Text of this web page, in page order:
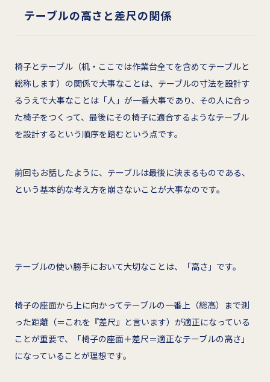
テーブルの高さと差尺の関係
椅子とテーブル（机・ここでは作業台全てを含めてテーブルと
総称します）の関係で大事なことは、テーブルの寸法を設計す
るうえで大事なことは「人」が一番大事であり、その人に合っ
た椅子をつくって、最後にその椅子に適合するようなテーブル
を設計するという順序を踏むという点です。
前回もお話したように、テーブルは最後に決まるものである、
という基本的な考え方を崩さないことが大事なのです。
テーブルの使い勝手において大切なことは、「高さ」です。
椅子の座面から上に向かってテーブルの一番上（総高）まで測
った距離（＝これを『差尺』と言います）が適正になっている
ことが重要で、「椅子の座面＋差尺＝適正なテーブルの高さ」
になっていることが理想です。